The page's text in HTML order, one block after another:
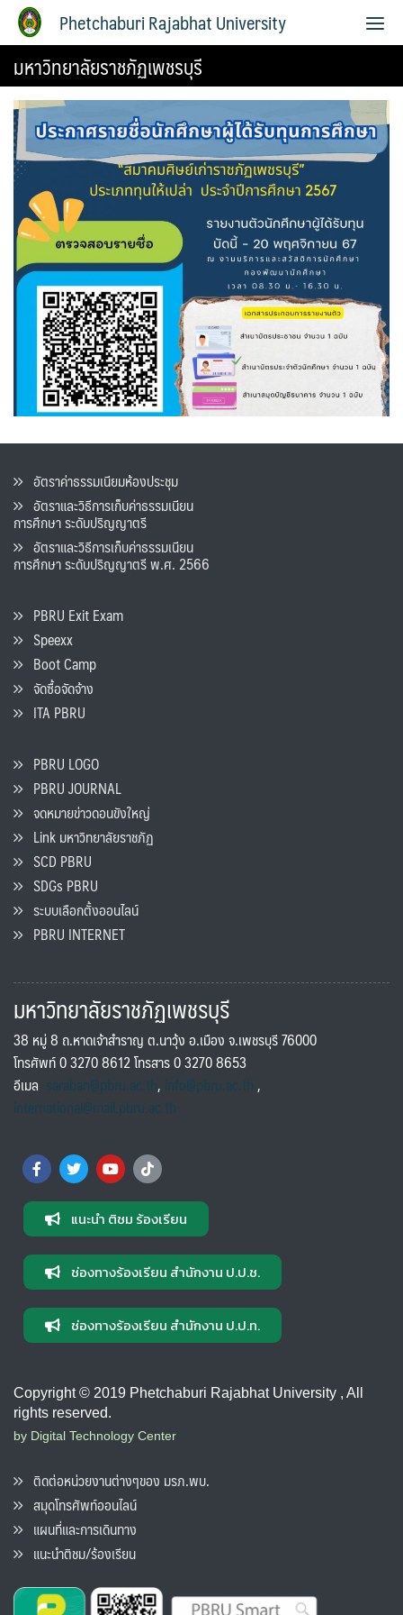
Phetchaburi Rajabhat University
มหาวิทยาลัยราชภัฏเพชรบุรี
อัตราค่าธรรมเนียมห้องประชุม
อัตราและวิธีการเก็บค่าธรรมเนียน
การศึกษา ระดับปริญญาตรี
อัตราและวิธีการเก็บค่าธรรมเนียน
การศึกษา ระดับปริญญาตรี พ.ศ. 2566
PBRU Exit Exam
Speexx
Boot Camp
จัดซื้อจัดจ้าง
ITA PBRU
PBRU LOGO
PBRU JOURNAL
จดหมายข่าวดอนขังใหญ่
Link มหาวิทยาลัยราชภัฏ
SCD PBRU
SDGs PBRU
ระบบเลือกตั้งออนไลน์
PBRU INTERNET
มหาวิทยาลัยราชภัฏเพชรบุรี
38 หมู่ 8 ถ.หาดเจ้าสำราญ ต.นาวุ้ง อ.เมือง จ.เพชรบุรี 76000
โทรศัพท์ 0 3270 8612 โทรสาร 0 3270 8653
อีเมล saraban@pbru.ac.th, info@pbru.ac.th,
international@mail.pbru.ac.th
แนะนำ ติชม ร้องเรียน
ช่องทางร้องเรียน สำนักงาน ป.ป.ช.
ช่องทางร้องเรียน สำนักงาน ป.ป.ท.
Copyright © 2019 Phetchaburi Rajabhat University , All
rights reserved.
by Digital Technology Center
ติดต่อหน่วยงานต่างๆของ มรภ.พบ.
สมุดโทรศัพท์ออนไลน์
แผนที่และการเดินทาง
แนะนำติชม/ร้องเรียน